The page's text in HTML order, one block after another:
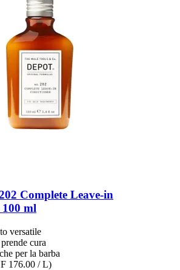
Complete Leave-​in
ml
versatile
cura
per la barba
176.00 / L)